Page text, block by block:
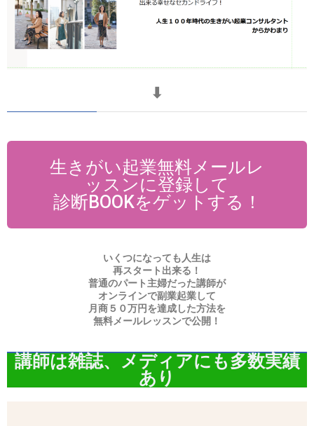
⬇
生きがい起業無料メールレ
ッスンに登録して
診断BOOKをゲットする！
いくつになっても人生は
再スタート出来る！
普通のパート主婦だった講師が
オンラインで副業起業して
月商５０万円を達成した方法を
無料メールレッスンで公開！
講師は雑誌、メディアにも多数実績
あり